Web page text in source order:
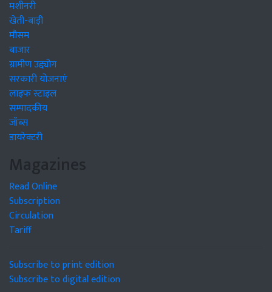
मशीनरी
खेती-बाड़ी
मौसम
बाजार
ग्रामीण उद्द्योग
सरकारी योजनाएं
लाइफ स्टाइल
सम्पादकीय
जॉब्स
डायरेक्टरी
Magazines
Read Online
Subscription
Circulation
Tariff
Subscribe to print edition
Subscribe to digital edition